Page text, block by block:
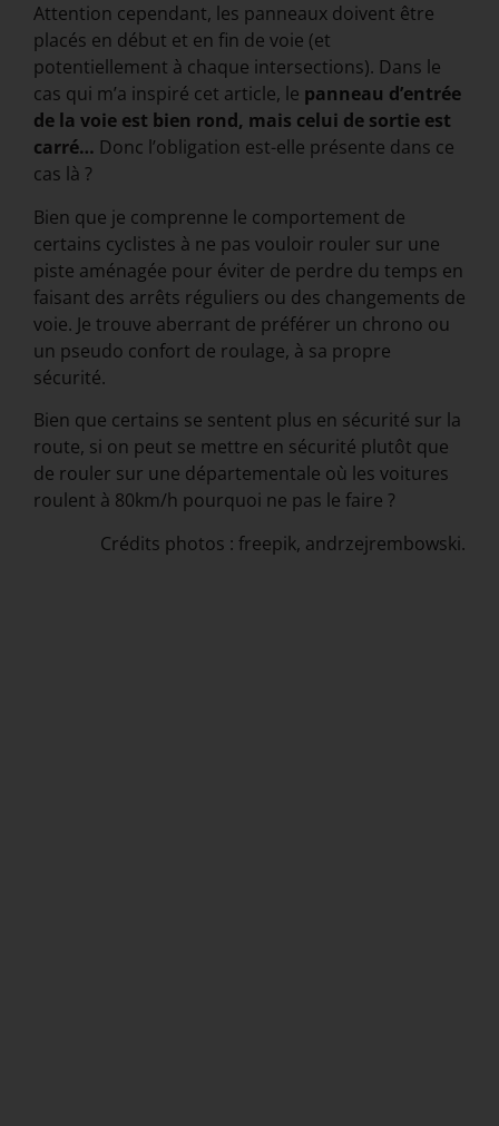
Attention cependant, les panneaux doivent être
placés en début et en fin de voie (et
potentiellement à chaque intersections). Dans le
cas qui m’a inspiré cet article, le panneau d’entrée
de la voie est bien rond, mais celui de sortie est
carré… Donc l’obligation est-elle présente dans ce
cas là ?
Bien que je comprenne le comportement de
certains cyclistes à ne pas vouloir rouler sur une
piste aménagée pour éviter de perdre du temps en
faisant des arrêts réguliers ou des changements de
voie. Je trouve aberrant de préférer un chrono ou
un pseudo confort de roulage, à sa propre
sécurité.
Bien que certains se sentent plus en sécurité sur la
route, si on peut se mettre en sécurité plutôt que
de rouler sur une départementale où les voitures
roulent à 80km/h pourquoi ne pas le faire ?
Crédits photos : freepik, andrzejrembowski.